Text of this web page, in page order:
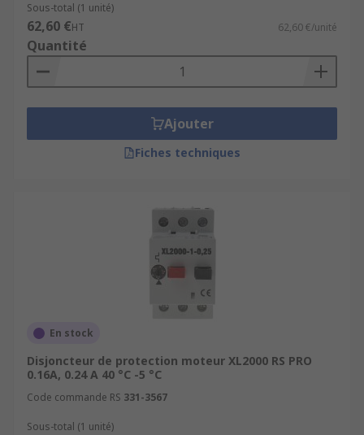
Sous-total (1 unité)
62,60 €HT 62,60 €/unité
Quantité
Ajouter
Fiches techniques
En stock
Disjoncteur de protection moteur XL2000 RS PRO
0.16A, 0.24 A 40 °C -5 °C
Code commande RS 331-3567
Sous-total (1 unité)